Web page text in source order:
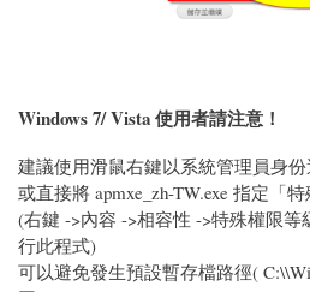
Windows 7/ Vista 使用者請注意！
建議使用滑鼠右鍵以系統管理員身份
或直接將 apmxe_zh-TW.exe 指定「特
(右鍵 ->內容 ->相容性 ->特殊權限
行此程式)
可以避免發生預設暫存檔路徑(